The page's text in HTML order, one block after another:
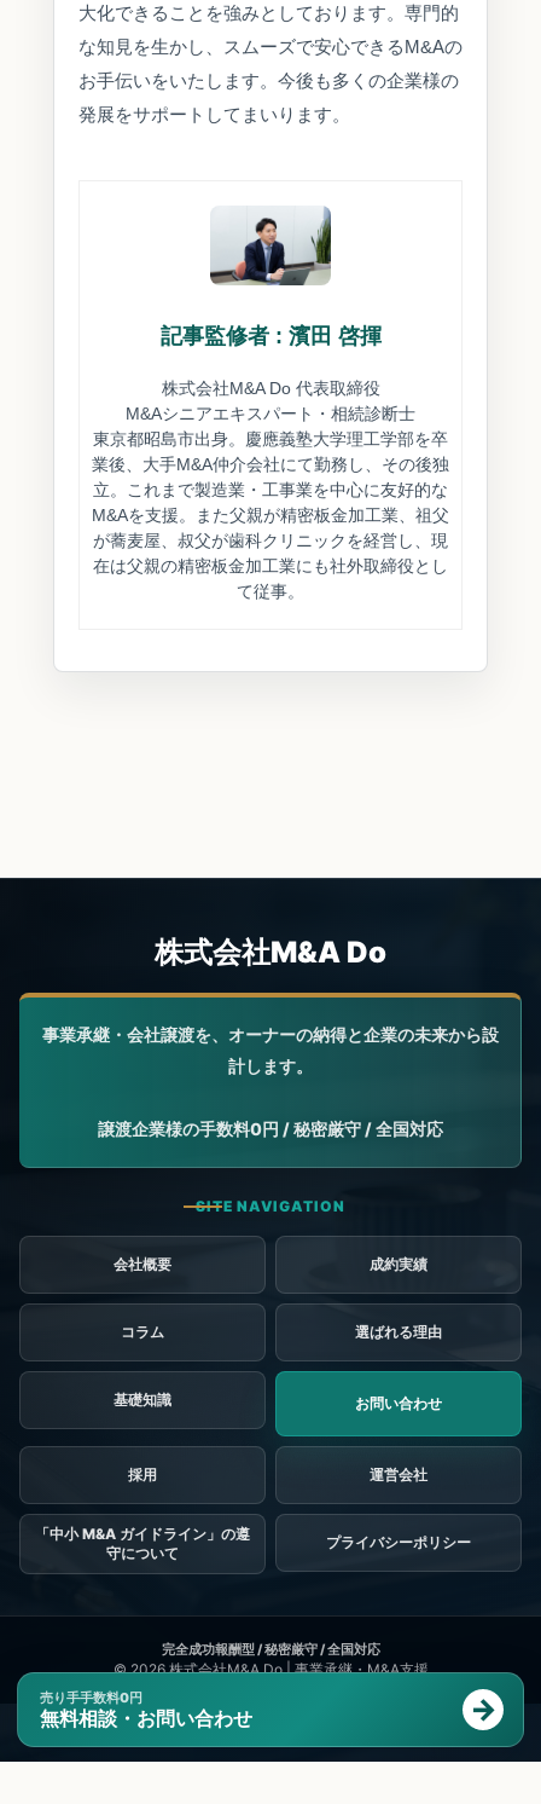
大化できることを強みとしております。専門的
な知見を生かし、スムーズで安心できるM&Aの
お手伝いをいたします。今後も多くの企業様の
発展をサポートしてまいります。
記事監修者 : 濱田 啓揮
株式会社M&A Do 代表取締役
M&Aシニアエキスパート・相続診断士
東京都昭島市出身。慶應義塾大学理工学部を卒
業後、大手M&A仲介会社にて勤務し、その後独
立。これまで製造業・工事業を中心に友好的な
M&Aを支援。また父親が精密板金加工業、祖父
が蕎麦屋、叔父が歯科クリニックを経営し、現
在は父親の精密板金加工業にも社外取締役とし
て従事。
会社概要 成約実績
コラム 選ばれる理由
基礎知識 お問い合わせ
採用
「中小 M&A ガイドライン」の遵
守について
プライバシーポリシー
© 2026株式会社M&A Do | 事業承継・M&A支援
売り手手数料0円
無料相談・お問い合わせ